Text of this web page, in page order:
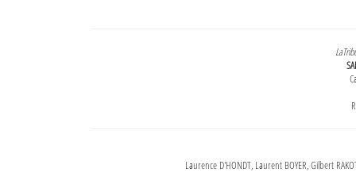
Laurence D'HONDT, Laurent BOYER, Gilbert